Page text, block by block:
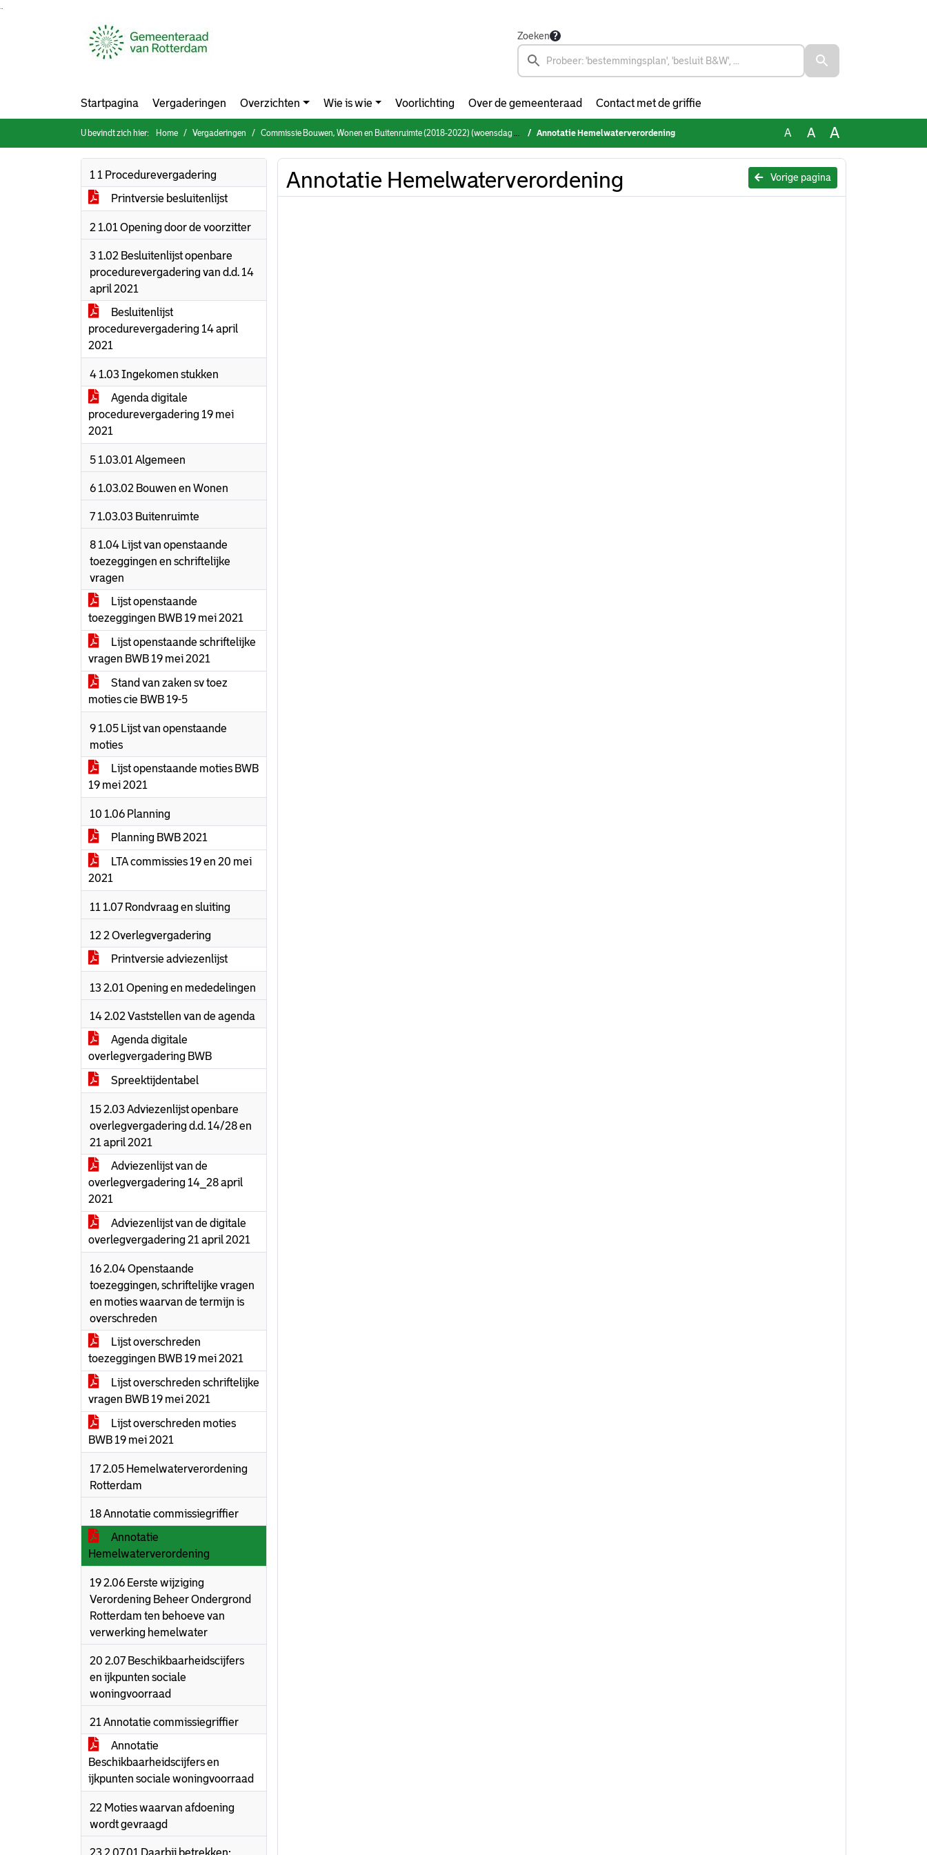
Zoeken
Startpagina Vergaderingen Overzichten Wie is wie Voorlichting Over de gemeenteraad Contact met de griffie
U bevindt zich hier: Home Vergaderingen Commissie Bouwen, Wonen en Buitenruimte (2018-2022) (woensdag 19 mei 2021) Annotatie Hemelwaterverordening A A A
1 1 Procedurevergadering
Printversie besluitenlijst
2 1.01 Opening door de voorzitter
3 1.02 Besluitenlijst openbare
procedurevergadering van d.d. 14
april 2021
Besluitenlijst
procedurevergadering 14 april
2021
4 1.03 Ingekomen stukken
Agenda digitale
procedurevergadering 19 mei
2021
5 1.03.01 Algemeen
6 1.03.02 Bouwen en Wonen
7 1.03.03 Buitenruimte
8 1.04 Lijst van openstaande
toezeggingen en schriftelijke
vragen
Lijst openstaande
toezeggingen BWB 19 mei 2021
Lijst openstaande schriftelijke
vragen BWB 19 mei 2021
Stand van zaken sv toez
moties cie BWB 19-5
9 1.05 Lijst van openstaande
moties
Lijst openstaande moties BWB
19 mei 2021
10 1.06 Planning
Planning BWB 2021
LTA commissies 19 en 20 mei
2021
11 1.07 Rondvraag en sluiting
12 2 Overlegvergadering
Printversie adviezenlijst
13 2.01 Opening en mededelingen
14 2.02 Vaststellen van de agenda
Agenda digitale
overlegvergadering BWB
Spreektijdentabel
15 2.03 Adviezenlijst openbare
overlegvergadering d.d. 14/28 en
21 april 2021
Adviezenlijst van de
overlegvergadering 14_28 april
2021
Adviezenlijst van de digitale
overlegvergadering 21 april 2021
16 2.04 Openstaande
toezeggingen, schriftelijke vragen
en moties waarvan de termijn is
overschreden
Lijst overschreden
toezeggingen BWB 19 mei 2021
Lijst overschreden schriftelijke
vragen BWB 19 mei 2021
Lijst overschreden moties
BWB 19 mei 2021
17 2.05 Hemelwaterverordening
Rotterdam
18 Annotatie commissiegriffier
Annotatie
Hemelwaterverordening
19 2.06 Eerste wijziging
Verordening Beheer Ondergrond
Rotterdam ten behoeve van
verwerking hemelwater
20 2.07 Beschikbaarheidscijfers
en ijkpunten sociale
woningvoorraad
21 Annotatie commissiegriffier
Annotatie
Beschikbaarheidscijfers en
ijkpunten sociale woningvoorraad
22 Moties waarvan afdoening
wordt gevraagd
23 2.07.01 Daarbij betrekken:
Vorige pagina
Annotatie Hemelwaterverordening